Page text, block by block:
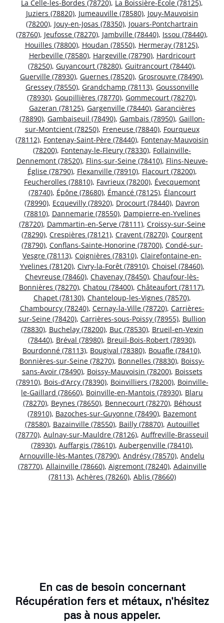
La Celle-les-Bordes (78720), La Boissière-École (78125),
Juziers (78820), Jumeauville (78580), Jouy-Mauvoisin
(78200), Jouy-en-Josas (78350), Jouars-Pontchartrain
(78760), Jeufosse (78270), Jambville (78440), Issou (78440),
Houilles (78800), Houdan (78550), Hermeray (78125),
Herbeville (78580), Hargeville (78790), Hardricourt
(78250), Guyancourt (78280), Guitrancourt (78440),
Guerville (78930), Guernes (78520), Grosrouvre (78490),
Gressey (78550), Grandchamp (78113), Goussonville
(78930), Goupillières (78770), Gommecourt (78270),
Gazeran (78125), Gargenville (78440), Garancières
(78890), Gambaiseuil (78490), Gambais (78950), Gaillon-
sur-Montcient (78250), Freneuse (78840), Fourqueux
(78112), Fontenay-Saint-Père (78440), Fontenay-Mauvoisin
(78200), Fontenay-le-Fleury (78330), Follainville-
Dennemont (78520), Flins-sur-Seine (78410), Flins-Neuve-
Église (78790), Flexanville (78910), Flacourt (78200),
Feucherolles (78810), Favrieux (78200), Évecquemont
(78740), Épône (78680), Émancé (78125), Élancourt
(78990), Ecquevilly (78920), Drocourt (78440), Davron
(78810), Dannemarie (78550), Dampierre-en-Yvelines
(78720), Dammartin-en-Serve (78111), Croissy-sur-Seine
(78290), Crespières (78121), Cravent (78270), Courgent
(78790), Conflans-Sainte-Honorine (78700), Condé-sur-
Vesgre (78113), Coignières (78310), Clairefontaine-en-
Yvelines (78120), Civry-la-Forêt (78910), Choisel (78460),
Chevreuse (78460), Chavenay (78450), Chaufour-lès-
Bonnières (78270), Chatou (78400), Châteaufort (78117),
Chapet (78130), Chanteloup-les-Vignes (78570),
Chambourcy (78240), Cernay-la-Ville (78720), Carrières-
sur-Seine (78420), Carrières-sous-Poissy (78955), Bullion
(78830), Buchelay (78200), Buc (78530), Brueil-en-Vexin
(78440), Bréval (78980), Breuil-Bois-Robert (78930),
Bourdonné (78113), Bougival (78380), Bouafle (78410),
Bonnières-sur-Seine (78270), Bonnelles (78830), Boissy-
sans-Avoir (78490), Boissy-Mauvoisin (78200), Boissets
(78910), Bois-d’Arcy (78390), Boinvilliers (78200), Boinville-
le-Gaillard (78660), Boinville-en-Mantois (78930), Blaru
(78270), Beynes (78650), Bennecourt (78270), Béhoust
(78910), Bazoches-sur-Guyonne (78490), Bazemont
(78580), Bazainville (78550), Bailly (78870), Autouillet
(78770), Aulnay-sur-Mauldre (78126), Auffreville-Brasseuil
(78930), Auffargis (78610), Aubergenville (78410),
Arnouville-lès-Mantes (78790), Andrésy (78570), Andelu
(78770), Allainville (78660), Aigremont (78240), Adainville
(78113), Achères (78260), Ablis (78660)
En cas de besoin concernant
Récupération fers et métaux, n'hésitez
pas à nous appeler.